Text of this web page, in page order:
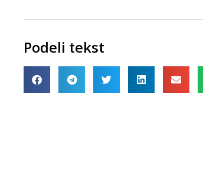
Podeli tekst